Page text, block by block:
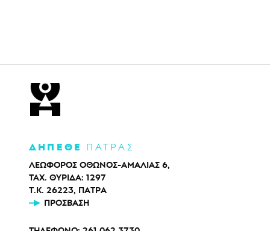
ΔΗΠΕΘΕ ΠΑΤΡΑΣ
ΛΕΩΦΟΡΟΣ ΟΘΩΝΟΣ-ΑΜΑΛΙΑΣ 6,
ΤΑΧ. ΘΥΡΙΔΑ: 1297
Τ.Κ. 26223, ΠΑΤΡΑ
ΠΡΌΣΒΑΣΗ